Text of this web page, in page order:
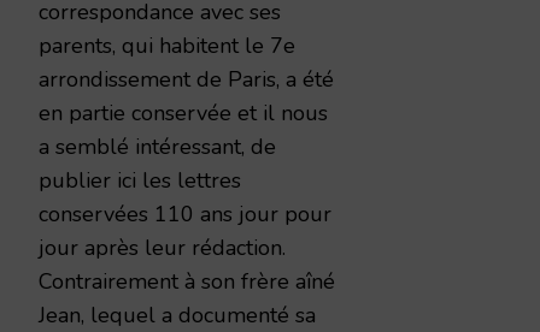
correspondance avec ses
parents, qui habitent le 7e
arrondissement de Paris, a été
en partie conservée et il nous
a semblé intéressant, de
publier ici les lettres
conservées 110 ans jour pour
jour après leur rédaction.
Contrairement à son frère aîné
Jean, lequel a documenté sa